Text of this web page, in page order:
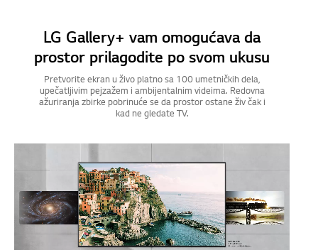
LG Gallery+ vam omogućava da
prostor prilagodite po svom ukusu
Pretvorite ekran u živo platno sa 100 umetničkih dela,
upečatljivim pejzažem i ambijentalnim videima. Redovna
ažuriranja zbirke pobrinuće se da prostor ostane živ čak i
kad ne gledate TV.